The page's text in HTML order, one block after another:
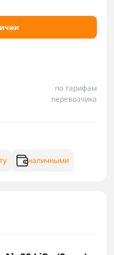
по тарифам
перевозчика
наличными